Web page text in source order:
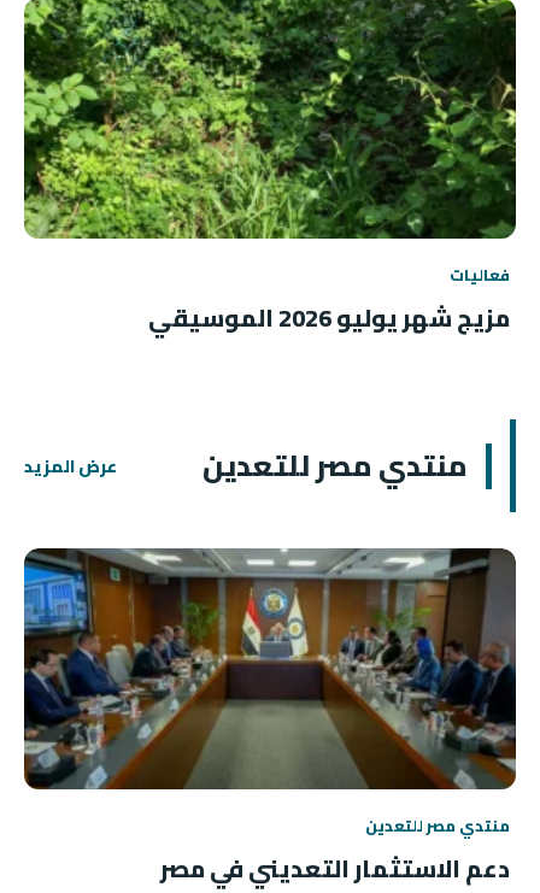
فعاليات
مزيج شهر يوليو 2026 الموسيقي
منتدي مصر للتعدين عرض المزيد
منتدي مصر للتعدين
دعم الاستثمار التعديني في مصر